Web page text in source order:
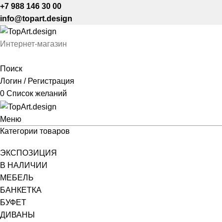
+7 988 146 30 00
info@topart.design
Интернет-магазин
Поиск
Логин / Регистрация
0 Список желаний
Меню
Категории товаров
ЭКСПОЗИЦИЯ
В НАЛИЧИИ
МЕБЕЛЬ
БАНКЕТКА
БУФЕТ
ДИВАНЫ